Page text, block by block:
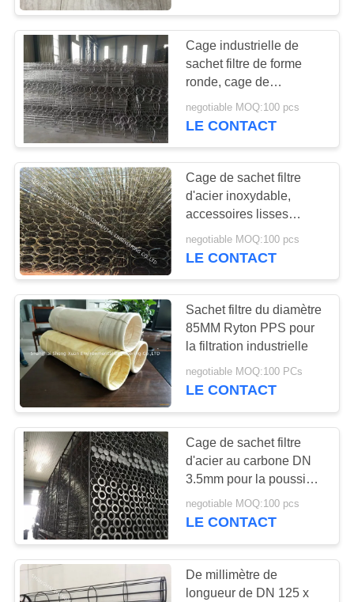
Cage industrielle de
sachet filtre de forme
ronde, cage de
collecteur de poussière
avec le tube de Venturi
negotiable MOQ:100 pcs
LE CONTACT
Cage de sachet filtre
d'acier inoxydable,
accessoires lisses
légers de collecteur de
poussière
negotiable MOQ:100 pcs
LE CONTACT
Sachet filtre du diamètre
85MM Ryton PPS pour
la filtration industrielle
negotiable MOQ:100 PCs
LE CONTACT
Cage de sachet filtre
d'acier au carbone DN
3.5mm pour la poussière
rassemblant le soutien
d'éléments
negotiable MOQ:100 pcs
LE CONTACT
De millimètre de
longueur de DN 125 x